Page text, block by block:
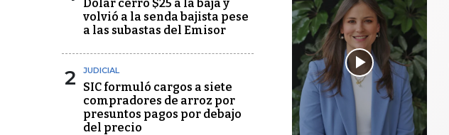
Dólar cerró $25 a la baja y
volvió a la senda bajista pese
a las subastas del Emisor
2 JUDICIAL
SIC formuló cargos a siete
compradores de arroz por
presuntos pagos por debajo
del precio